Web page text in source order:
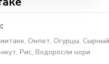
Омлет, Огурцы, Сырный
Рис, Водоросли нори